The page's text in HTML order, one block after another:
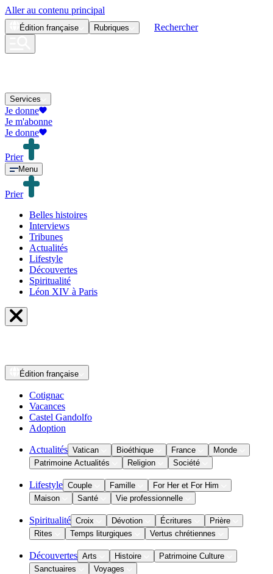
Aller au contenu principal
Édition française Rubriques Rechercher
Services
Je donne
Je m'abonne
Je donne
Prier
Menu
Prier
Belles histoires
Interviews
Tribunes
Actualités
Lifestyle
Découvertes
Spiritualité
Léon XIV à Paris
Édition française
Cotignac
Vacances
Castel Gandolfo
Adoption
Actualités Vatican Bioéthique France
Monde
Patrimoine Actualités
Religion Société
Lifestyle Couple Famille
For Her et For Him
Maison
Santé Vie professionnelle
Spiritualité Croix Dévotion Écritures
Prière
Rites
Temps liturgiques Vertus chrétiennes
Découvertes Arts Histoire
Patrimoine Culture
Sanctuaires
Voyages